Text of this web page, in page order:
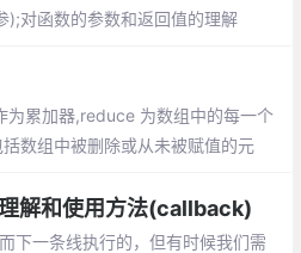
);对函数的参数和返回值的理解
累加器,reduce 为数组中的每一个
数组中被删除或从未被赋值的元
解和使用方法(callback)
下一条线执行的，但有时候我们需